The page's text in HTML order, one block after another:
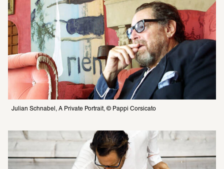
Julian Schnabel, A Private Portrait, © Pappi Corsicato